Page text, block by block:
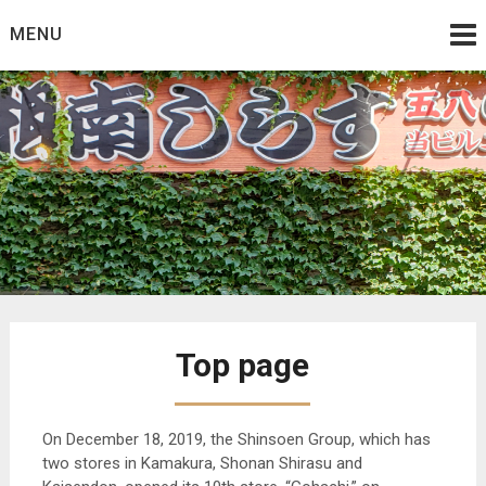
toMENU
Top page
On December 18, 2019, the Shinsoen Group, which has
two stores in Kamakura, Shonan Shirasu and